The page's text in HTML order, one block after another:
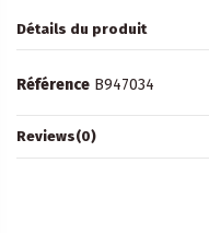
Détails du produit
Référence B947034
Reviews(0)